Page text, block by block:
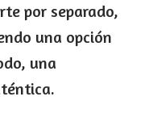
por separado,
una opción
una